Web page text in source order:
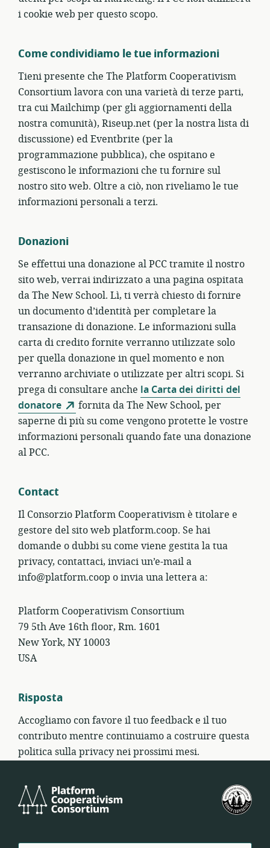
i cookie web per questo scopo.
Come condividiamo le tue informazioni
Tieni presente che The Platform Cooperativism
Consortium lavora con una varietà di terze parti,
tra cui Mailchimp (per gli aggiornamenti della
nostra comunità), Riseup.net (per la nostra lista di
discussione) ed Eventbrite (per la
programmazione pubblica), che ospitano e
gestiscono le informazioni che tu fornire sul
nostro sito web. Oltre a ciò, non riveliamo le tue
informazioni personali a terzi.
Donazioni
Se effettui una donazione al PCC tramite il nostro
sito web, verrai indirizzato a una pagina ospitata
da The New School. Lì, ti verrà chiesto di fornire
un documento d’identità per completare la
transazione di donazione. Le informazioni sulla
carta di credito fornite verranno utilizzate solo
per quella donazione in quel momento e non
verranno archiviate o utilizzate per altri scopi. Si
prega di consultare anche la Carta dei diritti del
donatore
fornita da The New School, per
saperne di più su come vengono protette le vostre
informazioni personali quando fate una donazione
al PCC.
Contact
Il Consorzio Platform Cooperativism è titolare e
gestore del sito web platform.coop. Se hai
domande o dubbi su come viene gestita la tua
privacy, contattaci, inviaci un’e-mail a
info@platform.coop o invia una lettera a:
Platform Cooperativism Consortium
79 5th Ave 16th floor, Rm. 1601
New York, NY 10003
USA
Risposta
Accogliamo con favore il tuo feedback e il tuo
contributo mentre continuiamo a costruire questa
politica sulla privacy nei prossimi mesi.
Cooperativism